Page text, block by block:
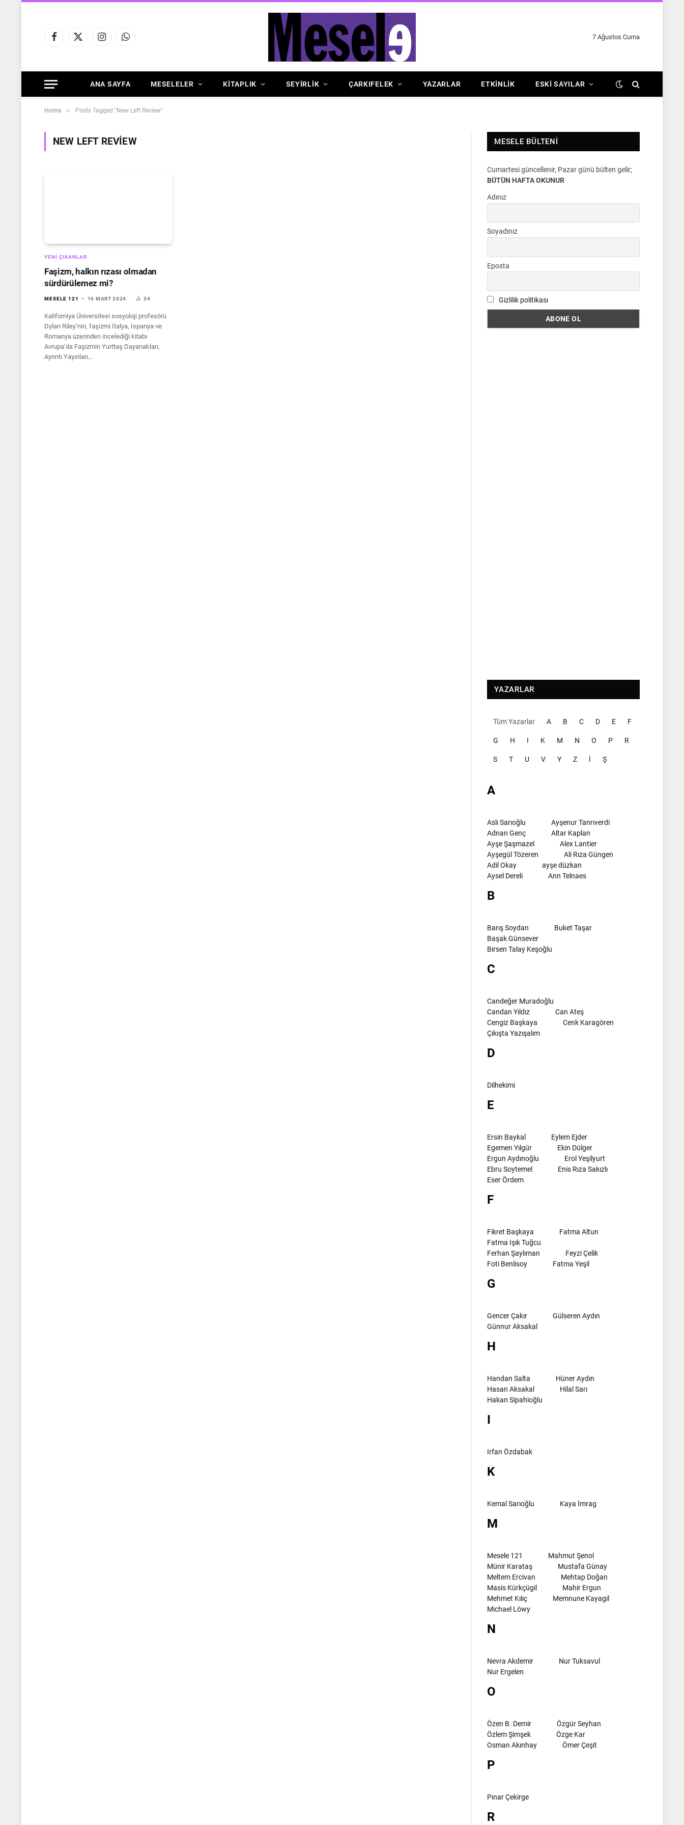
Facebook
X
InstagramWhatsApp
7 Ağustos Cuma
ANA SAYFA MESELELER KİTAPLIK SEYİRLİK ÇARKIFELEK YAZARLAR ETKINLIK ESKI SAYILAR
Home » Posts Tagged "New Left Review"
NEW LEFT REVIEW
YENI ÇIKANLAR
Faşizm, halkın rızası olmadan
sürdürülemez mi?
MESELE 121 16 MART 2024 34
Kaliforniya Üniversitesi sosyoloji profesörü
Dylan Riley’nin, faşizmi İtalya, İspanya ve
Romanya üzerinden incelediği kitabı
Avrupa’da Faşizmin Yurttaş Dayanakları,
Ayrıntı Yayınları…
MESELE BÜLTENI
Cumartesi güncellenir, Pazar günü bülten gelir;
BÜTÜN HAFTA OKUNUR
Adınız
Soyadınız
Eposta
Gizlilik politikası
YAZARLAR
Tüm Yazarlar A B C D E F
G H I K M N O P R
S T U V Y Z İ Ş
A
Aslı Sarıoğlu
Ayşenur Tanrıverdi
Adnan Genç
Altar Kaplan
Ayşe Şaşmazel
Alex Lantier
Ayşegül Tözeren
Ali Rıza Güngen
Adil Okay
ayşe düzkan
Aysel Dereli
Ann Telnaes
B
Barış Soydan
Buket Taşar
Başak Günsever
Birsen Talay Keşoğlu
C
Candeğer Muradoğlu
Candan Yıldız
Can Ateş
Cengiz Başkaya
Cenk Karagören
Çıkışta Yazışalım
D
Dilhekimi
E
Ersin Baykal
Eylem Ejder
Egemen Yılgür
Ekin Dülger
Ergun Aydınoğlu
Erol Yeşilyurt
Ebru Soytemel
Enis Rıza Sakızlı
Eser Ördem
F
Fikret Başkaya
Fatma Altun
Fatma Işık Tuğcu
Ferhan Şaylıman
Feyzi Çelik
Foti Benlisoy
Fatma Yeşil
G
Gencer Çakır
Gülseren Aydın
Günnur Aksakal
H
Handan Salta
Hüner Aydın
Hasan Aksakal
Hilal Sarı
Hakan Sipahioğlu
I
Irfan Özdabak
K
Kemal Sarıoğlu Kaya İmrag
M
Mesele 121
Mahmut Şenol
Münir Karataş
Mustafa Günay
Meltem Ercivan
Mehtap Doğan
Masis Kürkçügil
Mahir Ergun
Mehmet Kılıç
Memnune Kayagil
Michael Löwy
N
Nevra Akdemir
Nur Tuksavul
Nur Ergelen
O
Özen B. Demir
Özgür Seyhan
Özlem Şimşek
Özge Kar
Osman Akınhay
Ömer Çeşit
P
Pınar Çekirge
R